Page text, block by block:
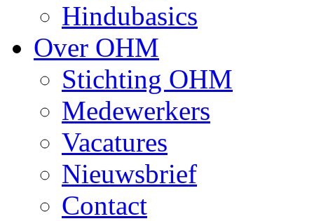
Hindubasics
Over OHM
Stichting OHM
Medewerkers
Vacatures
Nieuwsbrief
Contact